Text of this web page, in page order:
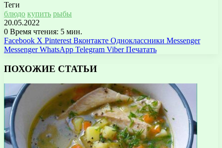
Теги
блюдо купить рыбы
20.05.2022
0 Время чтения: 5 мин.
Facebook X Pinterest Вконтакте Одноклассники Messenger
Messenger WhatsApp Telegram Viber Печатать
ПОХОЖИЕ СТАТЬИ